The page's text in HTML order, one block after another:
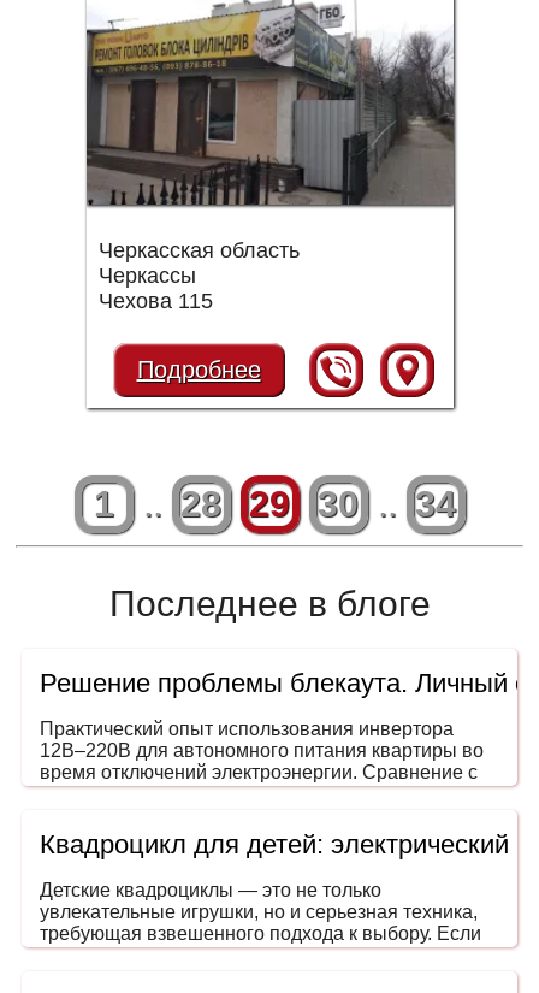
Черкасская область
Черкассы
Чехова 115
Подробнее
1 .. 28 29 30 .. 34
Последнее в блоге
Решение проблемы блекаута. Личный
Практический опыт использования инвертора
12В–220В для автономного питания квартиры во
время отключений электроэнергии. Сравнение с
генераторами, ИБП и power station. На что
формы сигнала.
Квадроцикл для детей: электрический
Детские квадроциклы — это не только
увлекательные игрушки, но и серьезная техника,
требующая взвешенного подхода к выбору. Если
вы задумались, как выбрать квадроцикл для